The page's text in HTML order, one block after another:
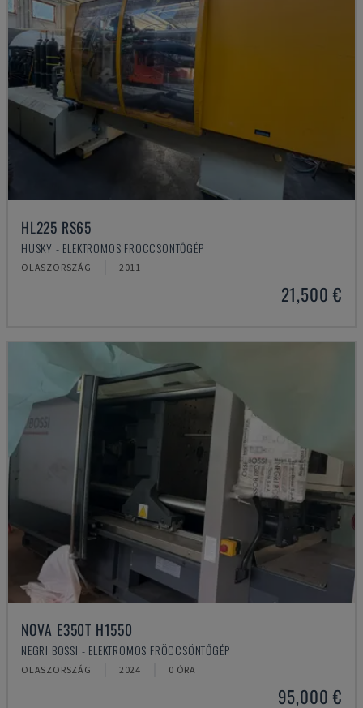
HL225 RS65
HUSKY - ELEKTROMOS FRÖCCSÖNTŐGÉP
OLASZORSZÁG 2011
21,500 €
NOVA E350T H1550
NEGRI BOSSI - ELEKTROMOS FRÖCCSÖNTŐGÉP
OLASZORSZÁG 2024 0 ÓRA
95,000 €